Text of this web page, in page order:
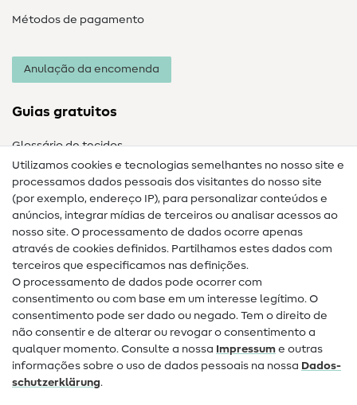
Métodos de pagamento
Anulação da encomenda
Guias gratuitos
Glossário de tecidos
Guias de costura
Ajuda e contacto
Contacto
Mudança de proprietário
Perguntas frequentes (FAQ)
Direito de cancelamento
Popular
Utilizamos cookies e tecnologias semelhantes no nosso site e
processamos dados pessoais dos visitantes do nosso site
(por exemplo, endereço IP), para personalizar conteúdos e
anúncios, integrar mídias de terceiros ou analisar acessos ao
nosso site. O processamento de dados ocorre apenas
através de cookies definidos. Partilhamos estes dados com
terceiros que especificamos nas definições.
O processamento de dados pode ocorrer com
consentimento ou com base em um interesse legítimo. O
consentimento pode ser dado ou negado. Tem o direito de
não consentir e de alterar ou revogar o consentimento a
qualquer momento. Consulte a nossa Impressum e outras
informações sobre o uso de dados pessoais na nossa Dados­
schutz­erklärung.